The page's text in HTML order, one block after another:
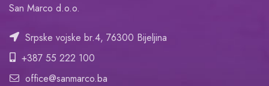
San Marco d.o.o.
Srpske vojske br.4, 76300 Bijeljina
+387 55 222 100
office@sanmarco.ba